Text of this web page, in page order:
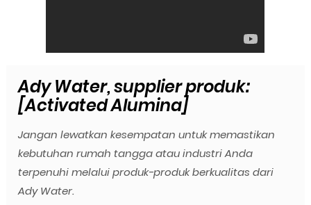
Ady Water, supplier produk:
[Activated Alumina]
Jangan lewatkan kesempatan untuk memastikan
kebutuhan rumah tangga atau industri Anda
terpenuhi melalui produk-produk berkualitas dari
Ady Water.